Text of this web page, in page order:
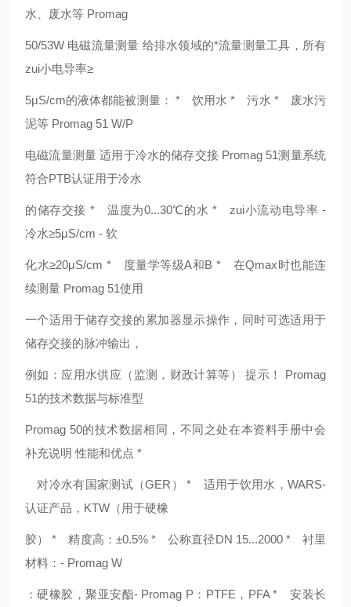
水、废水等 Promag
50/53W 电磁流量测量 给排水领域的*流量测量工具，所有
zui小电导率≥
5μS/cm的液体都能被测量： * 饮用水 * 污水 * 废水污
泥等 Promag 51 W/P
电磁流量测量 适用于冷水的储存交接 Promag 51测量系统
符合PTB认证用于冷水
的储存交接 * 温度为0...30℃的水 * zui小流动电导率 -
冷水≥5μS/cm - 软
化水≥20μS/cm * 度量学等级A和B * 在Qmax时也能连
续测量 Promag 51使用
一个适用于储存交接的累加器显示操作，同时可选适用于
储存交接的脉冲输出，
例如：应用水供应（监测，财政计算等） 提示！ Promag
51的技术数据与标准型
Promag 50的技术数据相同，不同之处在本资料手册中会
补充说明 性能和优点 *
对冷水有国家测试（GER） * 适用于饮用水，WARS-
认证产品，KTW（用于硬橡
胶） * 精度高：±0.5% * 公称直径DN 15...2000 * 衬里
材料：- Promag W
：硬橡胶，聚亚安酯- Promag P：PTFE，PFA * 安装长